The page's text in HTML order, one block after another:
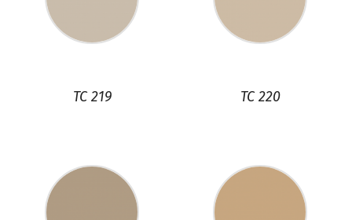
TC 219 TC 220